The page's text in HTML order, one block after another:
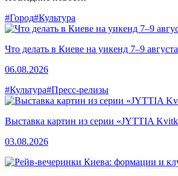
#Город#Культура
Что делать в Киеве на уикенд 7–9
06.08.2026
#Культура#Пресс-релизы
Выставка картин из серии «JYTTIA
03.08.2026